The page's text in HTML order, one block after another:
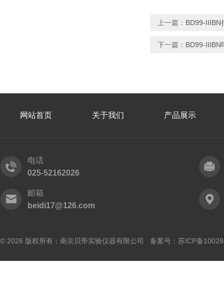
上一篇： BD99-IIIBN
下一篇： BD99-IIIBN
网站首页 关于我们 产品展示
电话
025-52162026
邮箱
beidi17@126.com
© 2026 版权所有：南京贝帝实验仪器有限公司 备案号： 苏ICP备